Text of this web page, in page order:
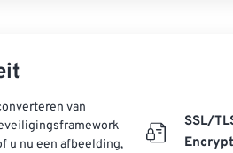
van
u nu een afbeelding,
SSL/